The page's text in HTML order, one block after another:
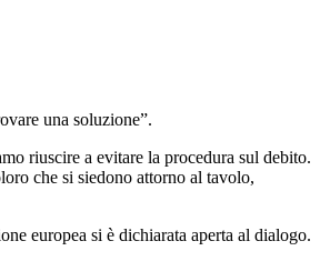
una soluzione”.
riuscire a evitare la procedura sul debito.
che si siedono attorno al tavolo,
europea si è dichiarata aperta al dialogo.